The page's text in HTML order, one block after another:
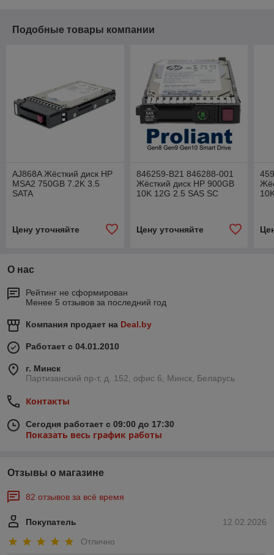
Подобные товары компании
AJ868A Жёсткий диск HP
MSA2 750GB 7.2K 3.5
SATA
Цену уточняйте
846259-B21 846288-001
Жёсткий диск HP 900GB
10K 12G 2.5 SAS SC
Цену уточняйте
О нас
Рейтинг не сформирован
Менее 5 отзывов за последний год
Компания продает на Deal.by
Работает с 04.01.2010
г. Минск
Партизанский пр-т, д. 152, офис 6, Минск, Беларусь
Контакты
Сегодня работает с 09:00 до 17:30
Показать весь график работы
Отзывы о магазине
82 отзывов за всё время
12.02.2026
Покупатель
Отлично